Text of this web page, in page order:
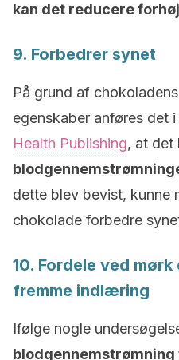
kan det reducere
9. Forbedrer synet
På grund af
egenskaber anføres det
Health Publishing, at det
dette blev bevist, kunne
chokolade forbedre
10. Fordele ved
fremme indlæring
Ifølge nogle